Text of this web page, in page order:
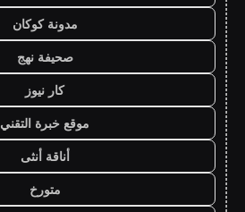
مدونة كوكان
صحيفة نهج
كار نيوز
موقع خبرة التقني
أناقة أنثى
متورخ